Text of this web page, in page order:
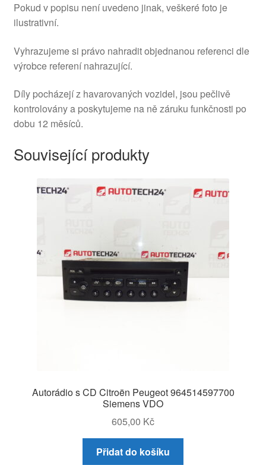
Pokud v popisu není uvedeno jinak, veškeré foto je
ilustrativní.
Vyhrazujeme si právo nahradit objednanou referenci dle
výrobce referení nahrazující.
Díly pocházejí z havarovaných vozidel, jsou pečlivě
kontrolovány a poskytujeme na ně záruku funkčnosti po
dobu 12 měsíců.
Související produkty
Autorádio s CD Citroën Peugeot 964514597700
Siemens VDO
605,00 Kč
Přidat do košíku